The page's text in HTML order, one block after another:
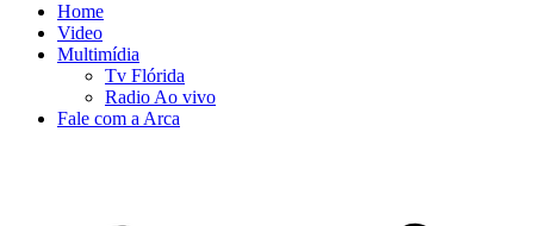
Home
Video
Multimídia
Tv Flórida
Radio Ao vivo
Fale com a Arca